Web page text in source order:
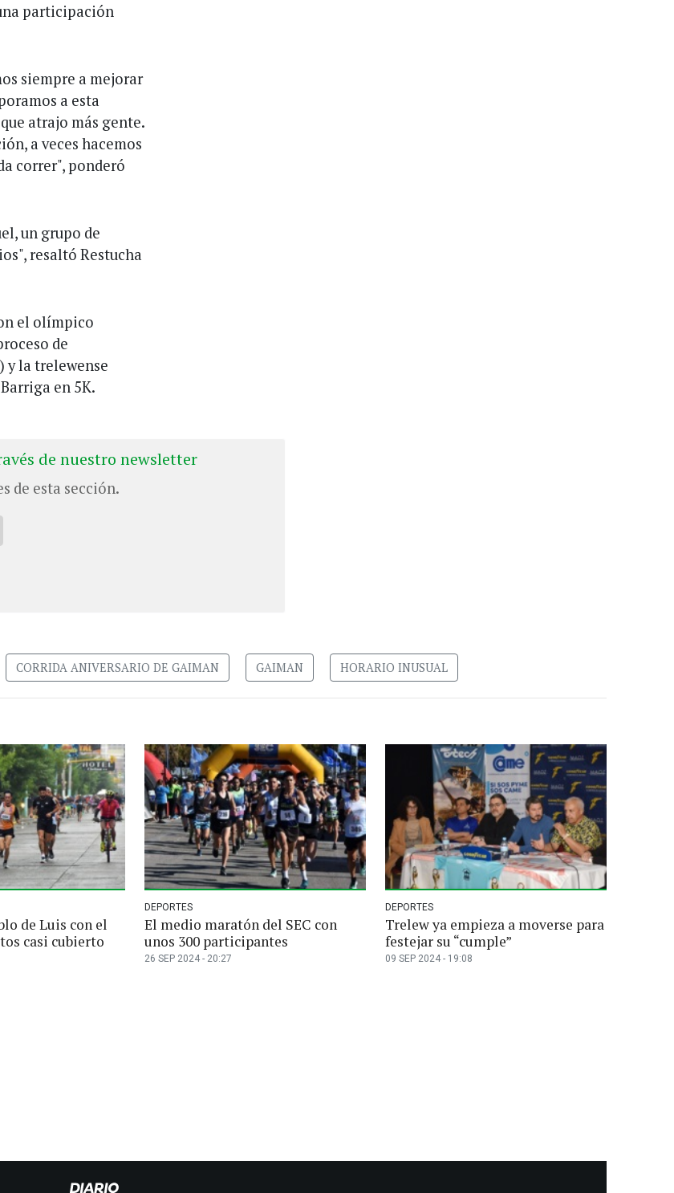
participación
siempre a mejorar
a esta
atrajo más gente.
a veces hacemos
correr", ponderó
un grupo de
resaltó Restucha
el olímpico
de
y la trelewense
en 5K.
de nuestro newsletter
de esta sección.
CORRIDA ANIVERSARIO DE GAIMAN GAIMAN HORARIO INUSUAL
de Luis con el
casi cubierto
DEPORTES
El medio maratón del SEC con
unos 300 participantes
26 SEP 2024 - 20:27
DEPORTES
Trelew ya empieza a moverse para
festejar su “cumple”
09 SEP 2024 - 19:08